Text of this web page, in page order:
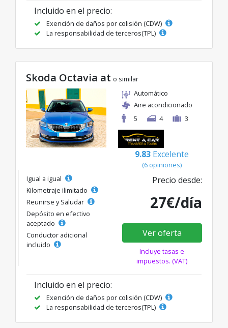
Incluido en el precio:
Exención de daños por colisión (CDW)
La responsabilidad de terceros(TPL)
Skoda Octavia at o similar
Automático
Aire acondicionado
5
4 3
9.83 Excelente
(6 opiniones)
Igual a igual
Kilometraje ilimitado
Reunirse y Saludar
Depósito en efectivo
aceptado
Conductor adicional
incluido
Precio desde:
27€/día
Ver oferta
Incluye tasas e
impuestos. (VAT)
Incluido en el precio:
Exención de daños por colisión (CDW)
La responsabilidad de terceros(TPL)